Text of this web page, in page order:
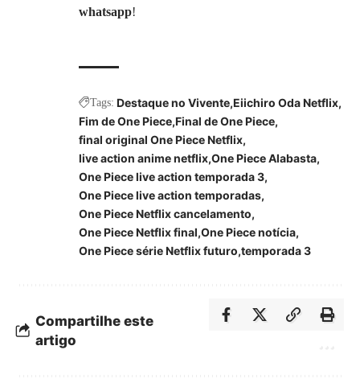
whatsapp!
Tags: Destaque no Vivente Eiichiro Oda Netflix
Fim de One Piece Final de One Piece
final original One Piece Netflix
live action anime netflix One Piece Alabasta
One Piece live action temporada 3
One Piece live action temporadas
One Piece Netflix cancelamento
One Piece Netflix final One Piece notícia
One Piece série Netflix futuro temporada 3
Compartilhe este
artigo